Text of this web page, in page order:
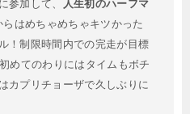
参加して、
人生初のハーフマ
らはめちゃめちゃキツかった
！制限時間内での完走が目標
めてのわりにはタイムもボチ
カプリチョーザで久しぶりに